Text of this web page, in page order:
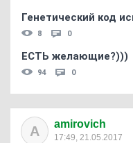
Генетический код
8 0
ЕСТЬ желающие?)))
94 0
A amirovich
17:49, 21.05.2017